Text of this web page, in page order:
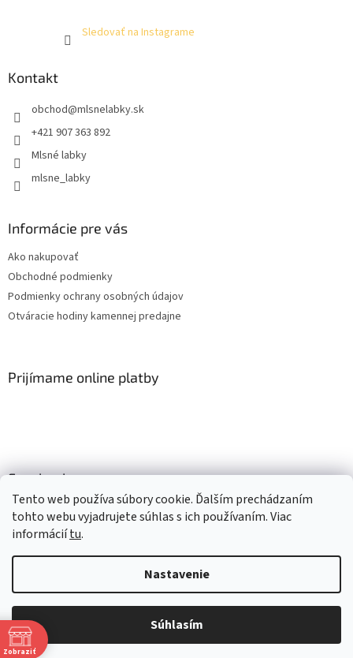
Tento web používa súbory cookie. Ďalším prechádzaním
tohto webu vyjadrujete súhlas s ich používaním. Viac
informáciítu.
Nastavenie
Súhlasím
Sledovať na Instagrame
Kontakt
obchod@mlsnelabky.sk
+421 907 363 892
Mlsné labky
mlsne_labky
Informácie pre vás
Ako nakupovať
Obchodné podmienky
Podmienky ochrany osobných údajov
Otváracie hodiny kamennej predajne
Prijímame online platby
Facebook
Vytvoril Shoptet
Copyright 2026Mlsné labky. Všetky práva vyhradené.Upraviť
nastavenie cookies
Zobraziť Získaj 4% zľavu